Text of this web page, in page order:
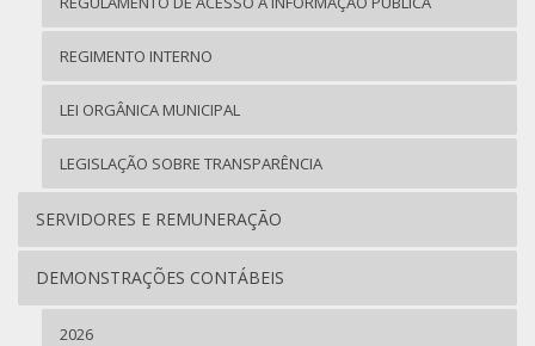
REGIMENTO INTERNO
LEI ORGÂNICA MUNICIPAL
LEGISLAÇÃO SOBRE TRANSPARÊNCIA
SERVIDORES E REMUNERAÇÃO
DEMONSTRAÇÕES CONTÁBEIS
2026